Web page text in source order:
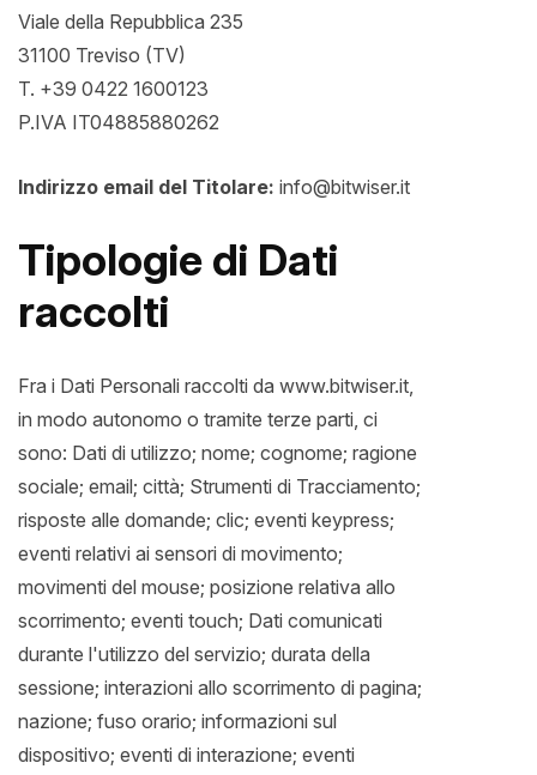
Viale della Repubblica 235
31100 Treviso (TV)
T. +39 0422 1600123
P.IVA IT04885880262
Indirizzo email del Titolare: info@bitwiser.it
Tipologie di Dati
raccolti
Fra i Dati Personali raccolti da www.bitwiser.it,
in modo autonomo o tramite terze parti, ci
sono: Dati di utilizzo; nome; cognome; ragione
sociale; email; città; Strumenti di Tracciamento;
risposte alle domande; clic; eventi keypress;
eventi relativi ai sensori di movimento;
movimenti del mouse; posizione relativa allo
scorrimento; eventi touch; Dati comunicati
durante l'utilizzo del servizio; durata della
sessione; interazioni allo scorrimento di pagina;
nazione; fuso orario; informazioni sul
dispositivo; eventi di interazione; eventi